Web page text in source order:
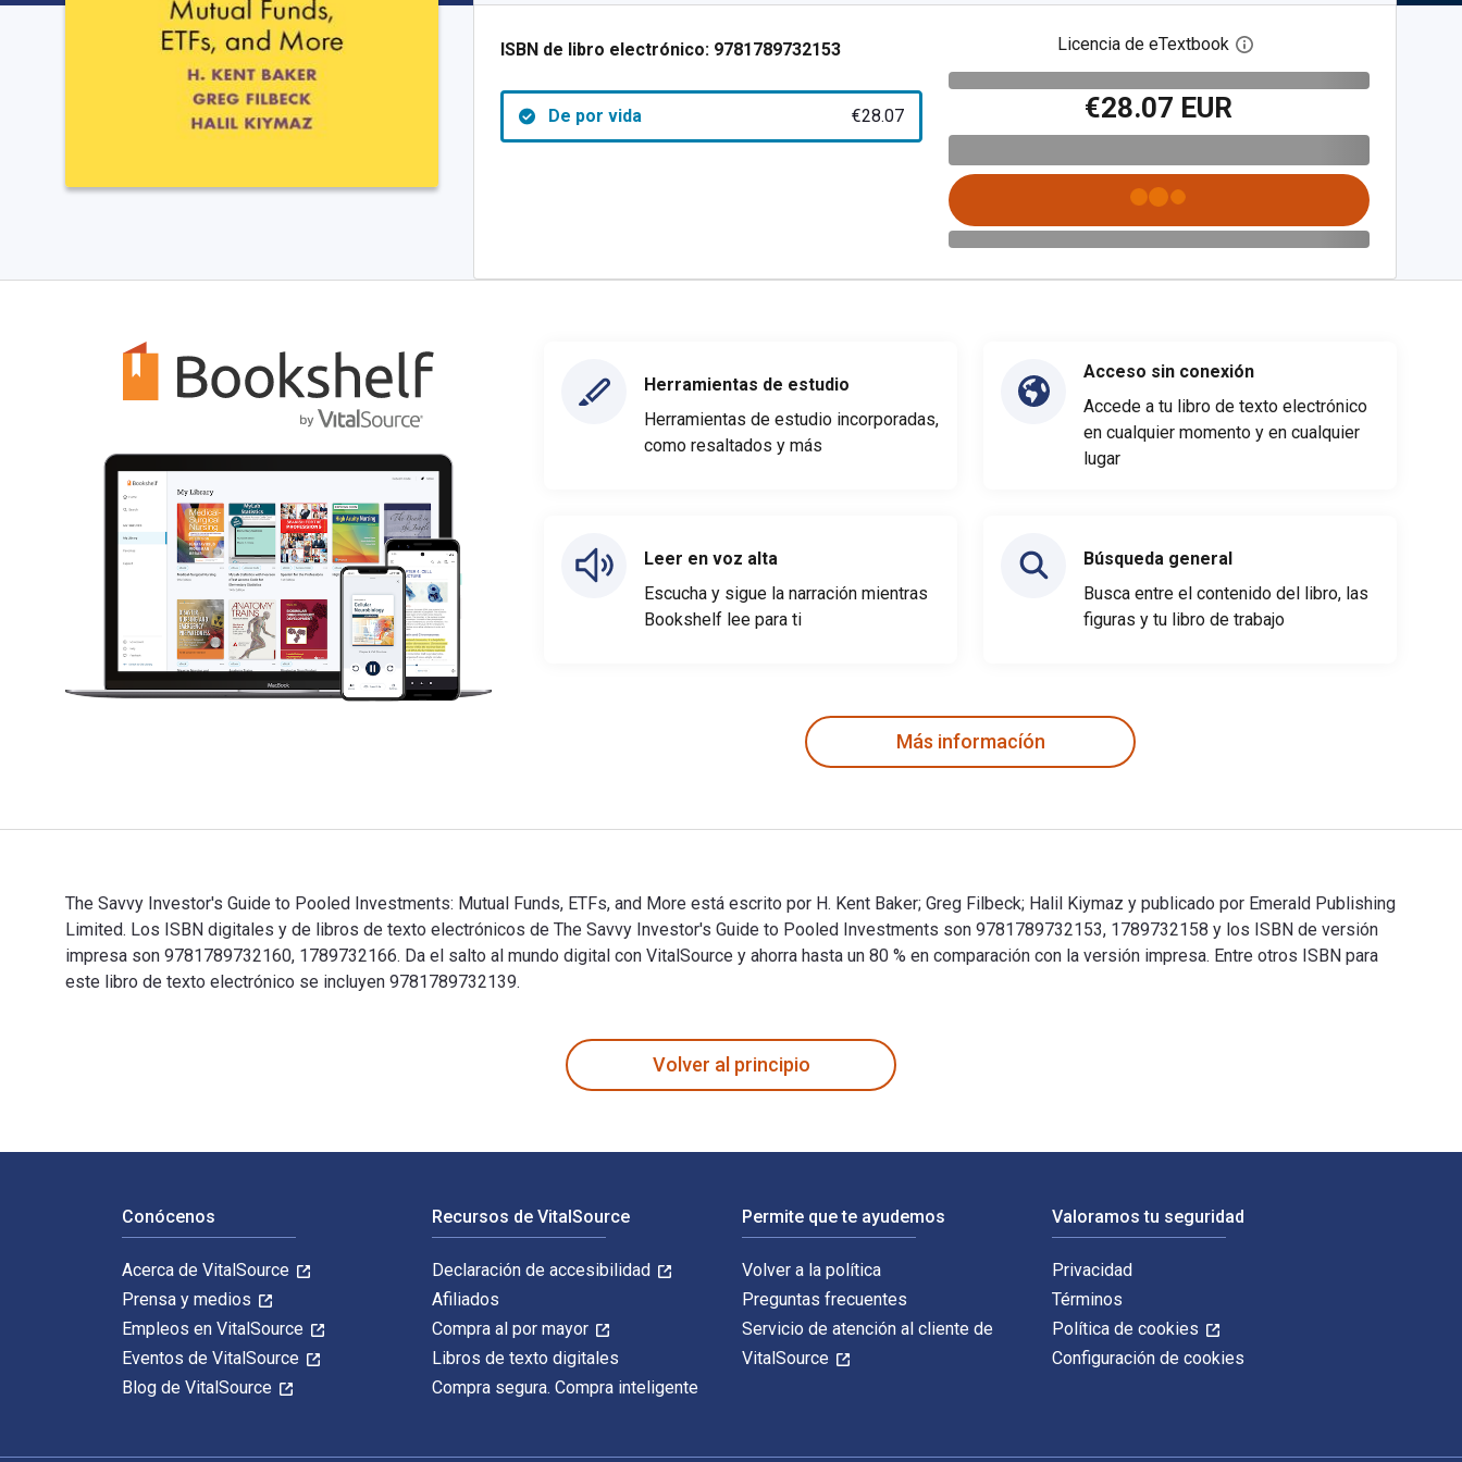
ISBN de libro electrónico: 9781789732153
De por vida €28.07
Licencia de eTextbook Abre el cuadro de diálogo
€28.07 EUR
Herramientas de estudio
Herramientas de estudio incorporadas,
como resaltados y más
Leer en voz alta
Escucha y sigue la narración mientras
Bookshelf lee para ti
Acceso sin conexión
Accede a tu libro de texto electrónico
en cualquier momento y en cualquier
lugar
Búsqueda general
Busca entre el contenido del libro, las
figuras y tu libro de trabajo
Más informacíón
The Savvy Investor's Guide to Pooled Investments: Mutual Funds, ETFs, and More está escrito por H. Kent Baker; Greg Filbeck; Halil Kiymaz y publicado por Emerald Publishing
Limited. Los ISBN digitales y de libros de texto electrónicos de The Savvy Investor's Guide to Pooled Investments son 9781789732153, 1789732158 y los ISBN de versión
impresa son 9781789732160, 1789732166. Da el salto al mundo digital con VitalSource y ahorra hasta un 80 % en comparación con la versión impresa. Entre otros ISBN para
este libro de texto electrónico se incluyen 9781789732139.
Volver al principio
Conócenos
Acerca de VitalSource
Prensa y medios
Empleos en VitalSource
Eventos de VitalSource
Blog de VitalSource
Recursos de VitalSource
Declaración de accesibilidad
Afiliados
Compra al por mayor
Libros de texto digitales
Compra segura. Compra inteligente
Permite que te ayudemos
Volver a la política
Preguntas frecuentes
Servicio de atención al cliente de
VitalSource
Valoramos tu seguridad
Privacidad
Términos
Política de cookies
Configuración de cookies